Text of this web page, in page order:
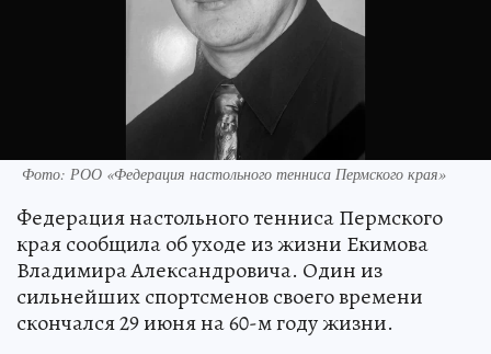
Фото: РОО «Федерация настольного тенниса Пермского края»
Федерация настольного тенниса Пермского
края сообщила об уходе из жизни Екимова
Владимира Александровича. Один из
сильнейших спортсменов своего времени
скончался 29 июня на 60-м году жизни.